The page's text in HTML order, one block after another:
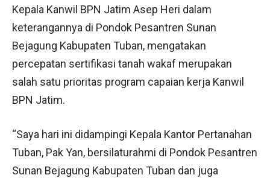
Kepala Kanwil BPN Jatim Asep Heri dalam
keterangannya di Pondok Pesantren Sunan
Bejagung Kabupaten Tuban, mengatakan
percepatan sertifikasi tanah wakaf merupakan
salah satu prioritas program capaian kerja Kanwil
BPN Jatim.
“Saya hari ini didampingi Kepala Kantor Pertanahan
Tuban, Pak Yan, bersilaturahmi di Pondok Pesantren
Sunan Bejagung Kabupaten Tuban dan juga